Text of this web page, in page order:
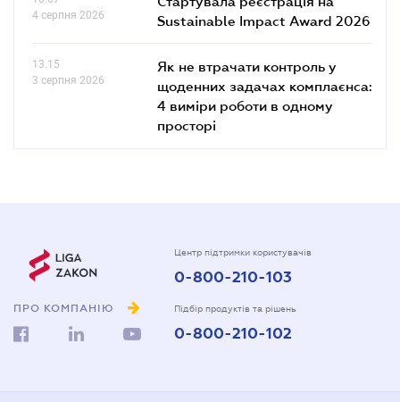
4 серпня 2026
Sustainable Impact Award 2026
13.15
3 серпня 2026
Як не втрачати контроль у
щоденних задачах комплаєнса:
4 виміри роботи в одному
просторі
ПРО КОМПАНІЮ
Центр підтримки користувачів
0-800-210-103
Підбір продуктів та рішень
0-800-210-102